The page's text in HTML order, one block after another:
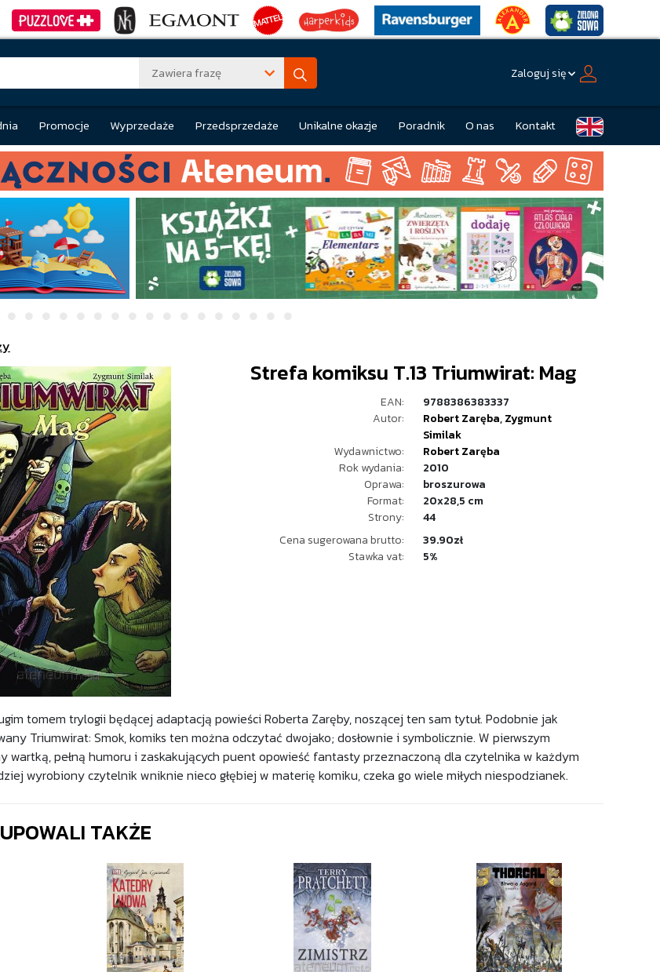
Zawiera frazę Zaloguj się
Promocje Wyprzedaże Przedsprzedaże Unikalne okazje Poradnik O nas Kontakt
Strefa komiksu T.13 Triumwirat: Mag
EAN:
9788386383337
Autor:
Robert Zaręba,Zygmunt
Similak
Wydawnictwo:
Robert Zaręba
Rok wydania:
2010
Oprawa:
broszurowa
Format:
20x28,5 cm
Strony:
44
Cena sugerowana brutto:
39.90zł
Stawka vat:
5%
tomem trylogii będącej adaptacją powieści Roberta Zaręby, noszącej ten sam tytuł. Podobnie jak
Triumwirat: Smok, komiks ten można odczytać dwojako; dosłownie i symbolicznie. W pierwszym
wartką, pełną humoru i zaskakujących puent opowieść fantasty przeznaczoną dla czytelnika w każdym
wyrobiony czytelnik wniknie nieco głębiej w materię komiku, czeka go wiele miłych niespodzianek.
TAKŻE